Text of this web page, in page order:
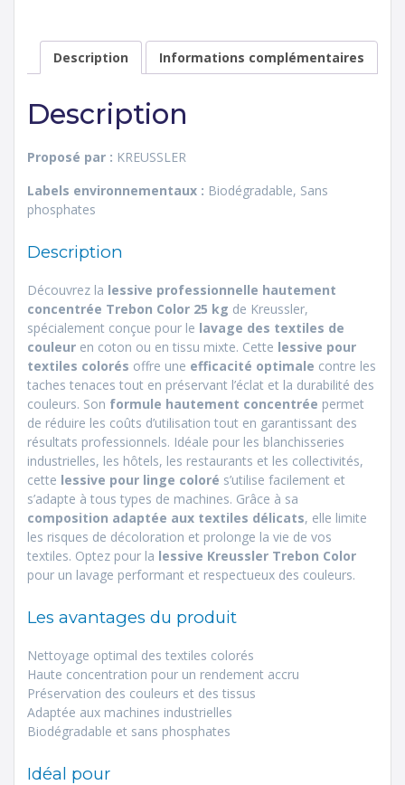
Description Informations complémentaires
Description
Proposé par : KREUSSLER
Labels environnementaux : Biodégradable, Sans
phosphates
Description
Découvrez la lessive professionnelle hautement
concentrée Trebon Color 25 kg de Kreussler,
spécialement conçue pour le lavage des textiles de
couleur en coton ou en tissu mixte. Cette lessive pour
textiles colorés offre une efficacité optimale contre les
taches tenaces tout en préservant l’éclat et la durabilité des
couleurs. Son formule hautement concentrée permet
de réduire les coûts d’utilisation tout en garantissant des
résultats professionnels. Idéale pour les blanchisseries
industrielles, les hôtels, les restaurants et les collectivités,
cette lessive pour linge coloré s’utilise facilement et
s’adapte à tous types de machines. Grâce à sa
composition adaptée aux textiles délicats, elle limite
les risques de décoloration et prolonge la vie de vos
textiles. Optez pour la lessive Kreussler Trebon Color
pour un lavage performant et respectueux des couleurs.
Les avantages du produit
Nettoyage optimal des textiles colorés
Haute concentration pour un rendement accru
Préservation des couleurs et des tissus
Adaptée aux machines industrielles
Biodégradable et sans phosphates
Idéal pour